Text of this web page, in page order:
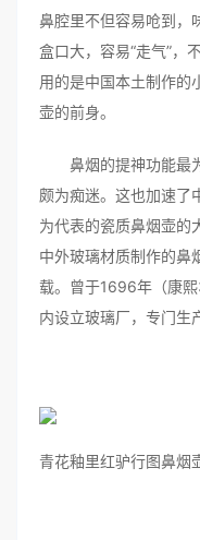
鼻腔里不但容易呛到，
盒口大，容易“走气”，
用的是中国本土制作的
壶的前身。
鼻烟的提神功能最为
颇为痴迷。这也加速了
为代表的瓷质鼻烟壶的
中外玻璃材质制作的鼻
载。曾于1696年（康
内设立玻璃厂，专门生
青花釉里红驴行图鼻烟